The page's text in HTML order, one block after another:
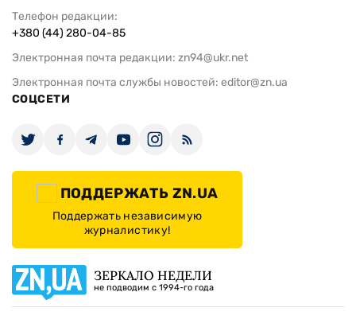
Телефон редакции:
+380 (44) 280-04-85
Электронная почта редакции: zn94@ukr.net
Электронная почта службы новостей: editor@zn.ua
СОЦСЕТИ
ПОДДЕРЖАТЬ ZN.UA
Поддержать независимую
журналистику!
ЗЕРКАЛО НЕДЕЛИ
не подводим с 1994-го года